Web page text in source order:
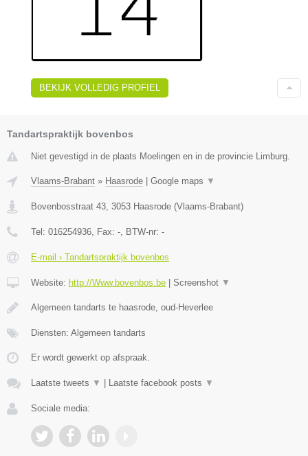
BEKIJK VOLLEDIG PROFIEL
Tandartspraktijk bovenbos
Niet gevestigd in de plaats Moelingen en in de provincie Limburg.
Vlaams-Brabant » Haasrode | Google maps ▼
Bovenbosstraat 43 3053 Haasrode (Vlaams-Brabant)
Tel: 016254936 , Fax: - , BTW-nr: -
E-mail › Tandartspraktijk bovenbos
Website: http://Www.bovenbos.be | Screenshot ▼
Algemeen tandarts te haasrode, oud-Heverlee
Diensten: Algemeen tandarts
Er wordt gewerkt op afspraak.
Laatste tweets ▼ | Laatste facebook posts ▼
Sociale media: